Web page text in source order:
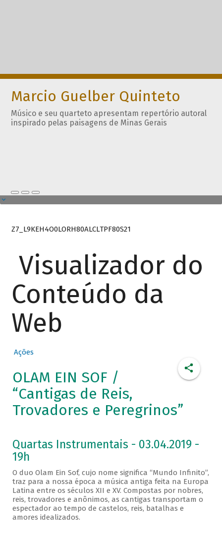
Marcio Guelber Quinteto
Músico e seu quarteto apresentam repertório autoral
inspirado pelas paisagens de Minas Gerais
Z7_L9KEH4O0LORH80ALCLTPF80S21
Visualizador do
Conteúdo da
Web
Ações
OLAM EIN SOF /
“Cantigas de Reis,
Trovadores e Peregrinos”
Quartas Instrumentais - 03.04.2019 -
19h
O duo Olam Ein Sof, cujo nome significa “Mundo Infinito”,
traz para a nossa época a música antiga feita na Europa
Latina entre os séculos XII e XV. Compostas por nobres,
reis, trovadores e anônimos, as cantigas transportam o
espectador ao tempo de castelos, reis, batalhas e
amores idealizados.